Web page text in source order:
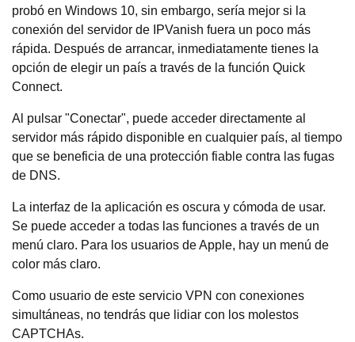
probó en Windows 10, sin embargo, sería mejor si la
conexión del servidor de IPVanish fuera un poco más
rápida. Después de arrancar, inmediatamente tienes la
opción de elegir un país a través de la función Quick
Connect.
Al pulsar "Conectar", puede acceder directamente al
servidor más rápido disponible en cualquier país, al tiempo
que se beneficia de una protección fiable contra las fugas
de DNS.
La interfaz de la aplicación es oscura y cómoda de usar.
Se puede acceder a todas las funciones a través de un
menú claro. Para los usuarios de Apple, hay un menú de
color más claro.
Como usuario de este servicio VPN con conexiones
simultáneas, no tendrás que lidiar con los molestos
CAPTCHAs.